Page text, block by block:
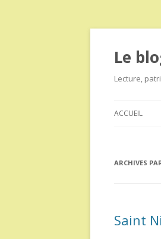
Le
Lecture,
ACCUEIL
ARCHIVES
Saint